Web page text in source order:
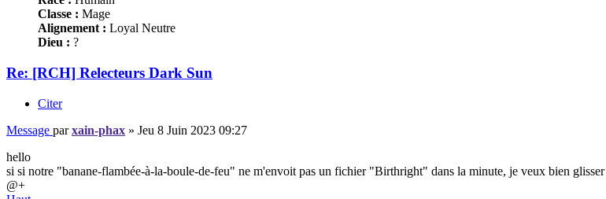
Classe : Mage
Alignement : Loyal Neutre
Dieu : ?
Re: [RCH] Relecteurs Dark Sun
Citer
Message parxain-phax » Jeu 8 Juin 2023 09:27
hello
si si notre "banane-flambée-à-la-boule-de-feu" ne m'envoit pas un fichier "Birthright" dans la minute, je veux bien
@+